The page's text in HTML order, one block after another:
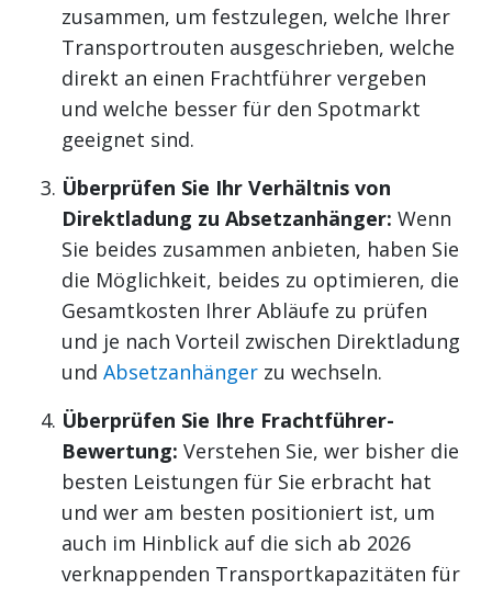
zusammen, um festzulegen, welche Ihrer
Transportrouten ausgeschrieben, welche
direkt an einen Frachtführer vergeben
und welche besser für den Spotmarkt
geeignet sind.
Überprüfen Sie Ihr Verhältnis von
Direktladung zu Absetzanhänger: Wenn
Sie beides zusammen anbieten, haben Sie
die Möglichkeit, beides zu optimieren, die
Gesamtkosten Ihrer Abläufe zu prüfen
und je nach Vorteil zwischen Direktladung
und Absetzanhänger zu wechseln.
Überprüfen Sie Ihre Frachtführer-
Bewertung: Verstehen Sie, wer bisher die
besten Leistungen für Sie erbracht hat
und wer am besten positioniert ist, um
auch im Hinblick auf die sich ab 2026
verknappenden Transportkapazitäten für